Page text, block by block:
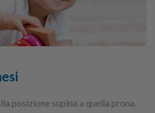
posizione supina a quella prona.